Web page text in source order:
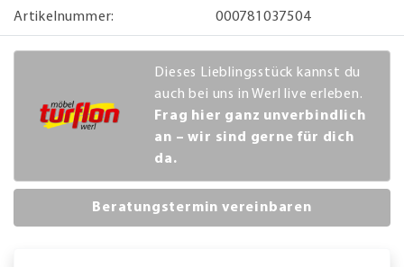
Artikelnummer: 000781037504
Dieses Lieblingsstück kannst du
auch bei uns in Werl live erleben.
Frag hier ganz unverbindlich
an – wir sind gerne für dich
da.
Beratungstermin vereinbaren